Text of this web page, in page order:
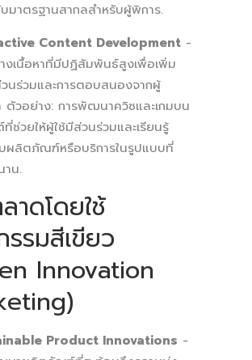
บมาตรฐานสากลสำหรับผู้พิการ.
Content Development -
งเนื้อหาที่มีปฏิสัมพันธ์สูงเพื่อเพิ่ม
นร่วมและการตอบสนองจากผู้
ตัวอย่าง: การพัฒนาควิซและเกมบน
ที่ช่วยให้ผู้ใช้มีส่วนร่วมและเรียนรู้
บผลิตภัณฑ์หรือบริการในรูปแบบที่
าน.
าดโดยใช้
รมสีเขียว
Innovation
Product Innovations -